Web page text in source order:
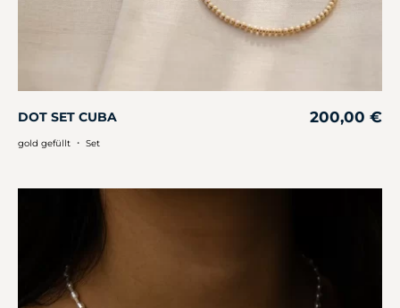
DOT SET CUBA 200,00 €
gold gefüllt ・ Set